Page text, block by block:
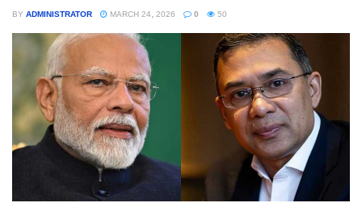
BY ADMINISTRATOR MARCH 24, 2026 0 50